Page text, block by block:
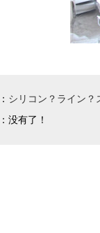
シリコン？ライン？
没有了！